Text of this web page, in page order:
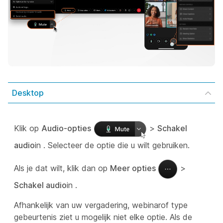
Desktop
Klik op Audio-opties > Schakel
audioin . Selecteer de optie die u wilt gebruiken.
Als je dat wilt, klik dan op Meer opties
>
Schakel audioin .
Afhankelijk van uw vergadering, webinarof type
gebeurtenis ziet u mogelijk niet elke optie. Als de